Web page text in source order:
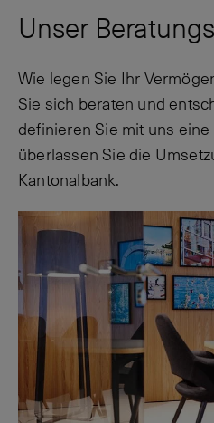
Unser
Wie legen Sie Ihr
Sie sich beraten und
definieren Sie mit uns
überlassen Sie die
Kantonalbank.